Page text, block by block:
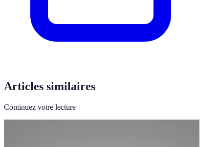
Articles similaires
Continuez votre lecture